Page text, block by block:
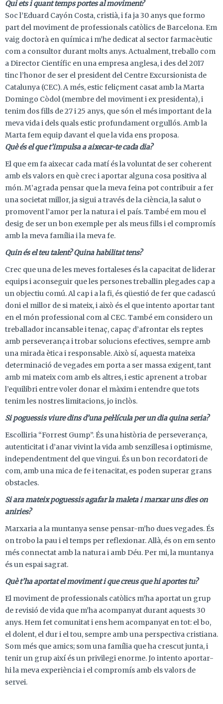
Qui ets i quant temps portes al moviment?
Soc l’Eduard Cayón Costa, cristià, i fa ja 30 anys que formo
part del moviment de professionals catòlics de Barcelona. Em
vaig doctorà en química i m’he dedicat al sector farmacèutic
com a consultor durant molts anys. Actualment, treballo com
a Director Científic en una empresa anglesa, i des del 2017
tinc l’honor de ser el president del Centre Excursionista de
Catalunya (CEC). A més, estic feliçment casat amb la Marta
Domingo Còdol (membre del moviment i ex presidenta), i
tenim dos fills de 27 i 25 anys, que són el més important de la
meva vida i dels quals estic profundament orgullós. Amb la
Marta fem equip davant el que la vida ens proposa.
Què és el que t’impulsa a aixecar-te cada dia?
El que em fa aixecar cada matí és la voluntat de ser coherent
amb els valors en què crec i aportar alguna cosa positiva al
món. M’agrada pensar que la meva feina pot contribuir a fer
una societat millor, ja sigui a través de la ciència, la salut o
promovent l’amor per la natura i el país. També em mou el
desig de ser un bon exemple per als meus fills i el compromís
amb la meva família i la meva fe.
Quin és el teu talent? Quina habilitat tens?
Crec que una de les meves fortaleses és la capacitat de liderar
equips i aconseguir que les persones treballin plegades cap a
un objectiu comú. Al cap i a la fi, és qüestió de fer que cadascú
doni el millor de si mateix, i això és el que intento aportar tant
en el món professional com al CEC. També em considero un
treballador incansable i tenaç, capaç d’afrontar els reptes
amb perseverança i trobar solucions efectives, sempre amb
una mirada ètica i responsable. Això sí, aquesta mateixa
determinació de vegades em porta a ser massa exigent, tant
amb mi mateix com amb els altres, i estic aprenent a trobar
l’equilibri entre voler donar el màxim i entendre que tots
tenim les nostres limitacions, jo inclòs.
Si poguessis viure dins d’una pel·lícula per un dia quina seria?
Escolliria “Forrest Gump”. És una història de perseverança,
autenticitat i d’anar vivint la vida amb senzillesa i optimisme,
independentment del que vingui. És un bon recordatori de
com, amb una mica de fe i tenacitat, es poden superar grans
obstacles.
Si ara mateix poguessis agafar la maleta i marxar uns dies on
aniries?
Marxaria a la muntanya sense pensar-m’ho dues vegades. És
on trobo la pau i el temps per reflexionar. Allà, és on em sento
més connectat amb la natura i amb Déu. Per mi, la muntanya
és un espai sagrat.
Què t’ha aportat el moviment i que creus que hi aportes tu?
El moviment de professionals catòlics m’ha aportat un grup
de revisió de vida que m’ha acompanyat durant aquests 30
anys. Hem fet comunitat i ens hem acompanyat en tot: el bo,
el dolent, el dur i el tou, sempre amb una perspectiva cristiana.
Som més que amics; som una família que ha crescut junta, i
tenir un grup així és un privilegi enorme. Jo intento aportar-
hi la meva experiència i el compromís amb els valors de
servei.